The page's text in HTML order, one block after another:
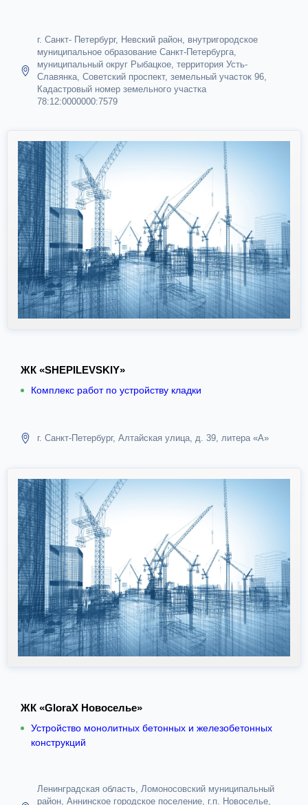
г. Санкт- Петербург, Невский район, внутригородское
муниципальное образование Санкт-Петербурга,
муниципальный округ Рыбацкое, территория Усть-
Славянка, Советский проспект, земельный участок 96,
Кадастровый номер земельного участка
78:12:0000000:7579
ЖК «SHEPILEVSKIY»
Комплекс работ по устройству кладки
г. Санкт-Петербург, Алтайская улица, д. 39, литера «А»
ЖК «GloraX Новоселье»
Устройство монолитных бетонных и железобетонных
конструкций
Ленинградская область, Ломоносовский муниципальный
район, Аннинское городское поселение, г.п. Новоселье,